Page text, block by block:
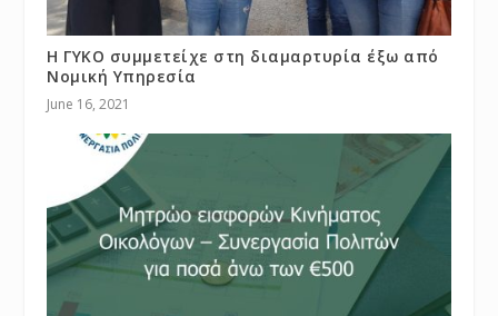
Η ΓΥΚΟ συμμετείχε στη διαμαρτυρία έξω από
Νομική Υπηρεσία
June 16, 2021